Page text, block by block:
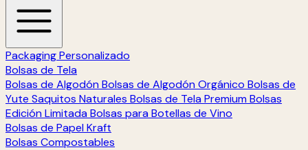
Packaging Personalizado
Bolsas de Tela
Bolsas de Algodón Bolsas de Algodón Orgánico Bolsas de
Yute Saquitos Naturales Bolsas de Tela Premium Bolsas
Edición Limitada Bolsas para Botellas de Vino
Bolsas de Papel Kraft
Bolsas Compostables